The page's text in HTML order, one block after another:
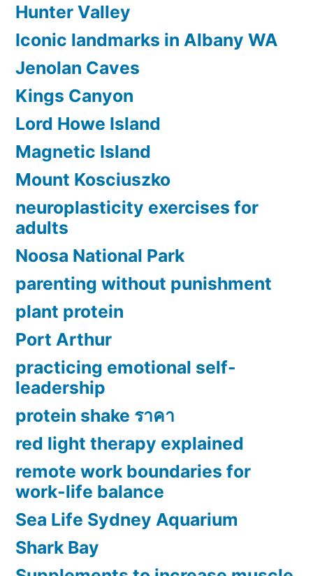
Hunter Valley
Iconic landmarks in Albany WA
Jenolan Caves
Kings Canyon
Lord Howe Island
Magnetic Island
Mount Kosciuszko
neuroplasticity exercises for
adults
Noosa National Park
parenting without punishment
plant protein
Port Arthur
practicing emotional self-
leadership
protein shake ราคา
red light therapy explained
remote work boundaries for
work-life balance
Sea Life Sydney Aquarium
Shark Bay